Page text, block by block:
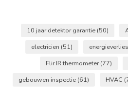
10 jaar detektor garantie (50)
electricien (51) energieverlies
Flir IR thermometer(77)
gebouwen inspectie (61) HVAC